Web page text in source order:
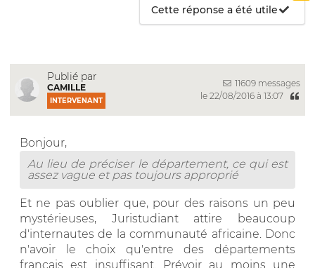
Cette réponse a été utile
Publié par
CAMILLE
INTERVENANT
11609 messages
le 22/08/2016 à 13:07
Bonjour,
Au lieu de préciser le département, ce qui est
assez vague et pas toujours approprié
Et ne pas oublier que, pour des raisons un peu
mystérieuses, Juristudiant attire beaucoup
d'internautes de la communauté africaine. Donc
n'avoir le choix qu'entre des départements
français est insuffisant. Prévoir au moins une